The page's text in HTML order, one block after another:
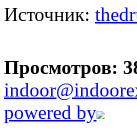
Источник:
Просмотров:
powered by